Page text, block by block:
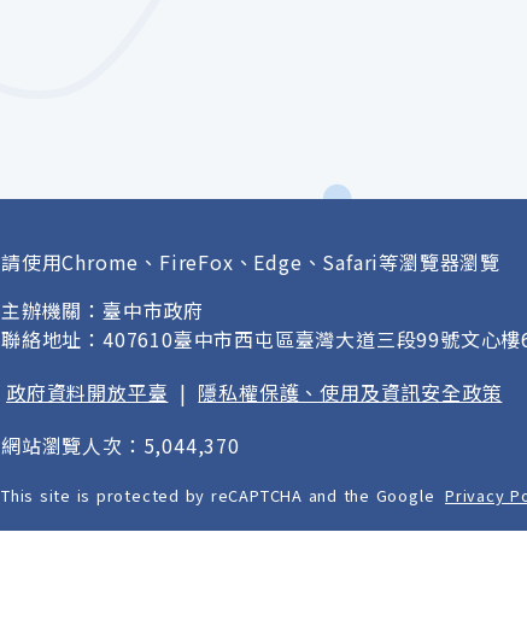
請使用Chrome、FireFox、Edge、Safari等瀏覽器瀏覽
主辦機關：臺中市政府
聯絡地址：407610臺中市西屯區臺灣大道三段99號文心樓
政府資料開放平臺 | 隱私權保護、使用及資訊安全政策
網站瀏覽人次：5,044,370
This site is protected by reCAPTCHA and the Google Privacy